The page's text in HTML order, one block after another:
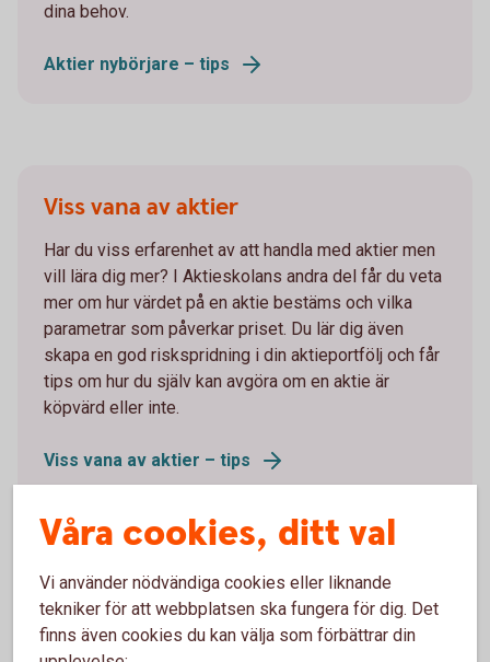
dina behov.
Aktier nybörjare – tips
Viss vana av aktier
Har du viss erfarenhet av att handla med aktier men
vill lära dig mer? I Aktieskolans andra del får du veta
mer om hur värdet på en aktie bestäms och vilka
parametrar som påverkar priset. Du lär dig även
skapa en god riskspridning i din aktieportfölj och får
tips om hur du själv kan avgöra om en aktie är
köpvärd eller inte.
Viss vana av aktier – tips
Van aktieplacerare
Har du hållit på länge med aktier? I Aktieskolans
Våra cookies, ditt val
Vi använder nödvändiga cookies eller liknande
tekniker för att webbplatsen ska fungera för dig. Det
finns även cookies du kan välja som förbättrar din